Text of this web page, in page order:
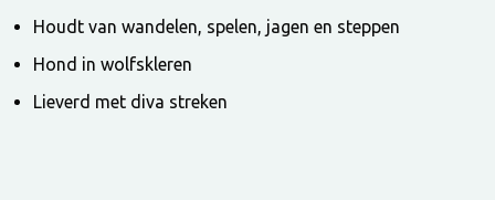
Houdt van wandelen, spelen, jagen en steppen
Hond in wolfskleren
Lieverd met diva streken